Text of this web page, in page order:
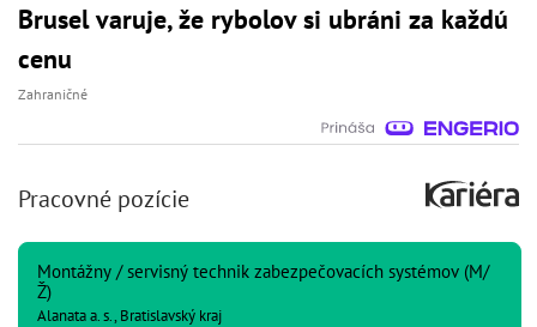
Brusel varuje, že rybolov si ubráni za každú
cenu
Zahraničné
Pracovné pozície
Montážny / servisný technik zabezpečovacích systémov (M/
Ž)
Alanata a. s., Bratislavský kraj